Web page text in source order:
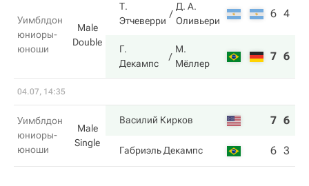
Уимблдон
юниоры-
юноши
Male
Double
Т.
Этчеверри
Д. А.
Оливьери
6 4
Г.
Декампс
М.
Мёллер
7 6
04.07, 14:35
Уимблдон
юниоры-
юноши
Male
Single
Василий Кирков 7 6
Габриэль Декампс 6 3